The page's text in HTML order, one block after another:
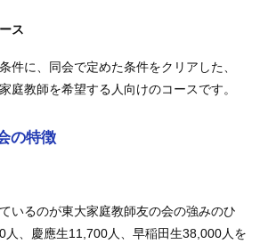
ス
件に、同会で定めた条件をクリアした、
庭教師を希望する人向けのコースです。
の特徴
いるのが東大家庭教師友の会の強みのひ
人、慶應生11,700人、早稲田生38,000人を